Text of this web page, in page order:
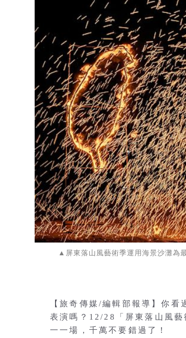
▲屏東落山風藝術季運用海景沙灘為
【旅奇傳媒/編輯部報導】你
表演嗎？12/28「屏東落山風
一一場，千萬不要錯過了！